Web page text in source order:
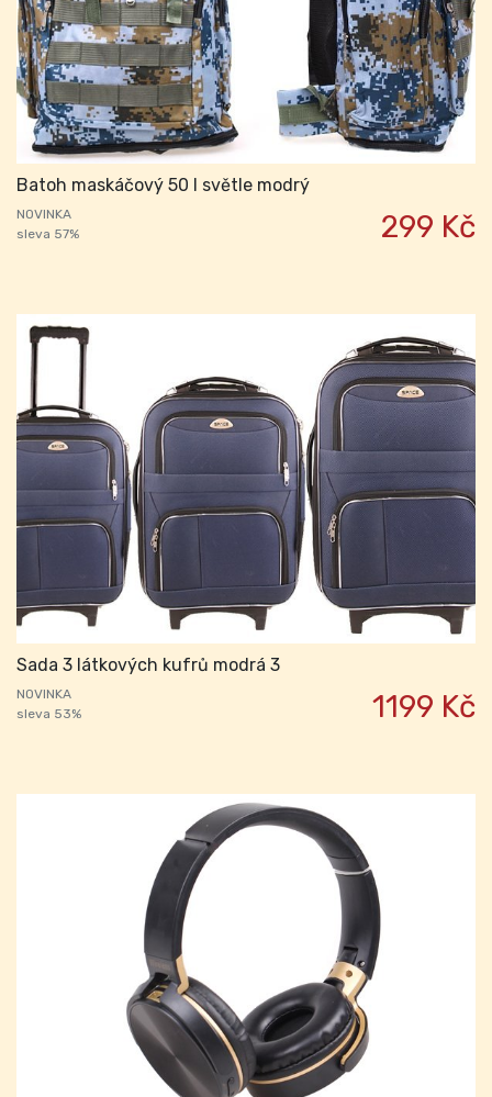
Batoh maskáčový 50 l světle modrý
NOVINKA
sleva 57%
299 Kč
Sada 3 látkových kufrů modrá 3
NOVINKA
sleva 53%
1199 Kč